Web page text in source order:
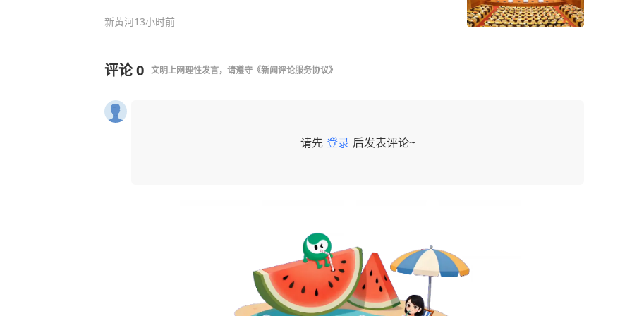
新黄河13小时前
评论0 文明上网理性发言，请遵守 《新闻评论服务协议》
请先 登录 后发表评论~